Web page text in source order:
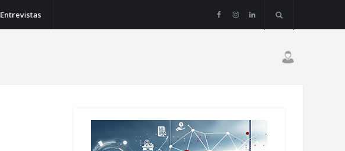
Entrevistas